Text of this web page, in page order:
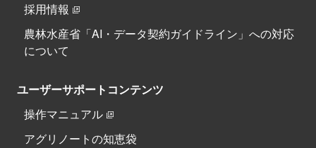
採用情報
農林水産省「AI・データ契約ガイドライン」への対応
について
ユーザーサポートコンテンツ
操作マニュアル
アグリノートの知恵袋